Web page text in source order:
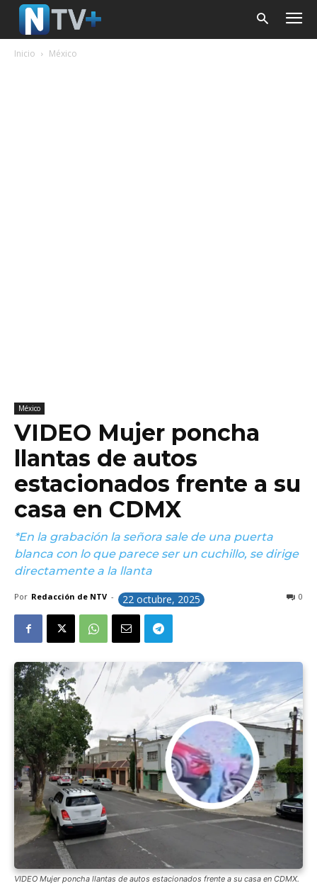
Inicio México
México
VIDEO Mujer poncha
llantas de autos
estacionados frente a su
casa en CDMX
*En la grabación la señora sale de una puerta
blanca con lo que parece ser un cuchillo, se dirige
directamente a la llanta
Por Redacción de NTV - 22 octubre, 2025 0
VIDEO Mujer poncha llantas de autos estacionados frente a su casa en CDMX.